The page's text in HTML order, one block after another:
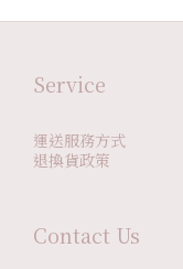
Service
運送服務方式
退換貨政策
Contact Us